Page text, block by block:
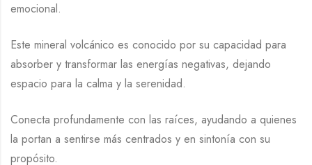
emocional.
Este mineral volcánico es conocido por su capacidad para
absorber y transformar las energías negativas, dejando
espacio para la calma y la serenidad.
Conecta profundamente con las raíces, ayudando a quienes
la portan a sentirse más centrados y en sintonía con su
propósito.